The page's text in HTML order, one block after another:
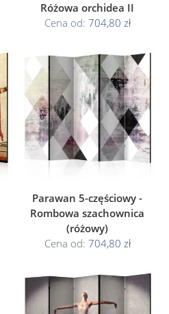
Różowa orchidea II
Cena od: 704,80 zł
Parawan 5-częściowy -
Rombowa szachownica
(różowy)
Cena od: 704,80 zł